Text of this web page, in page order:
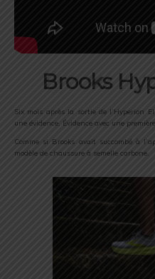
Brooks
Six mois après la sortie de l’Hyperion
une évidence. Évidence avec une
Comme si Brooks avait succombé à
modèle de chaussure à semelle carbone.